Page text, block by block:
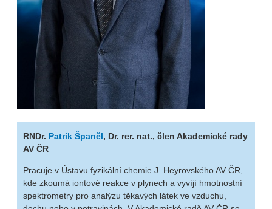
RNDr. Patrik Španěl, Dr. rer. nat., člen Akademické rady
AV ČR
Pracuje v Ústavu fyzikální chemie J. Heyrovského AV ČR,
kde zkoumá iontové reakce v plynech a vyvíjí hmotnostní
spektrometry pro analýzu těkavých látek ve vzduchu,